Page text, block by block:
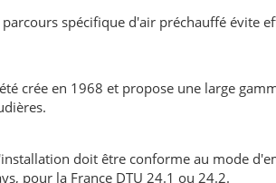
parcours spécifique d'air préchauffé évite
crée en 1968 et propose une large
doit être conforme au mode
pour la France DTU 24.1 ou 24.2.